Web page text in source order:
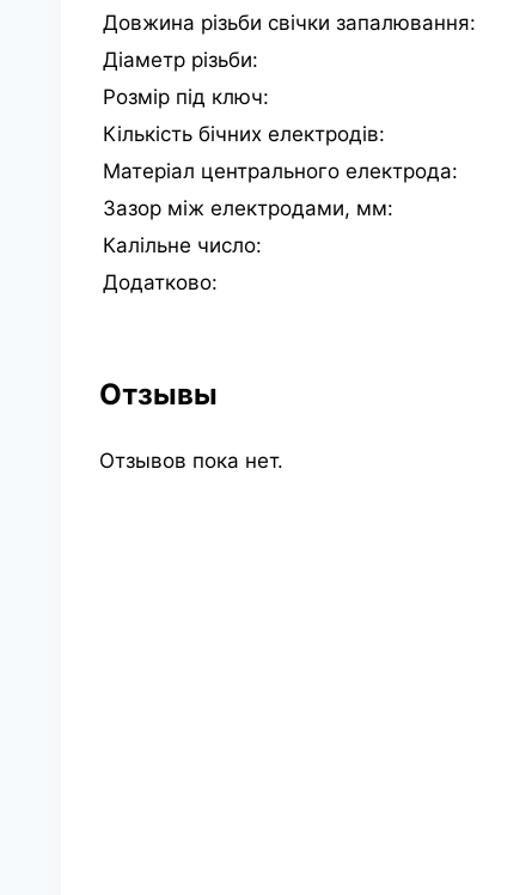
Довжина різьби свічки запалювання:
Діаметр різьби:
Розмір під ключ:
Кількість бічних електродів:
Матеріал центрального електрода:
Зазор між електродами, мм:
Калільне число:
Додатково:
Отзывы
Отзывов пока нет.